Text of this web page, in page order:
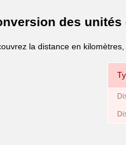
des unités
la distance en